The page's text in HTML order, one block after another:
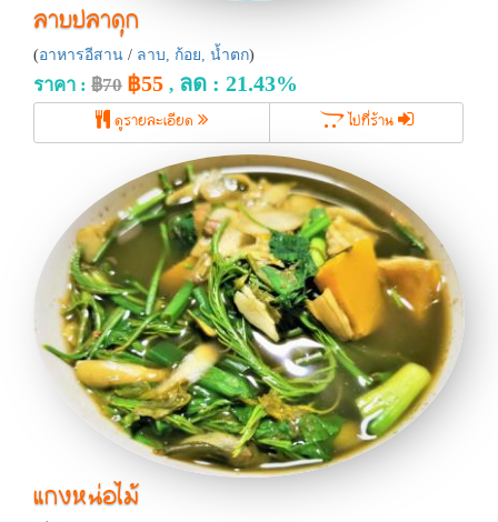
ลาบปลาดุก
(อาหารอีสาน / ลาบ, ก้อย, น้ำตก)
ราคา : ฿70 ฿55 , ลด : 21.43%
ดูรายละเอียด
ไปที่ร้าน
แกงหน่อไม้